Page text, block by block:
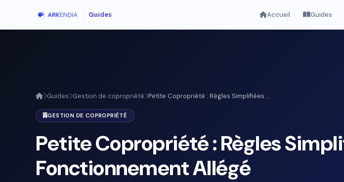
Guides Accueil Guides
Guides Gestion de copropriété Petite Copropriété : Règles Simplifiées ...
GESTION DE COPROPRIÉTÉ
Petite Copropriété : Règles
Fonctionnement Allégé